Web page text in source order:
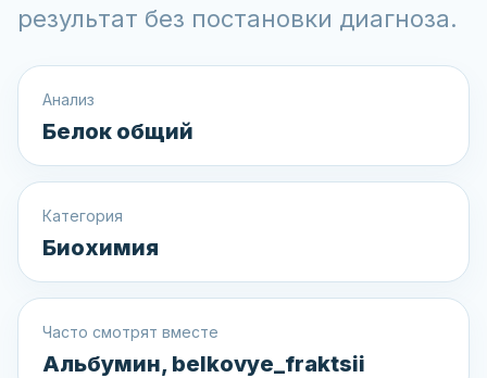
результат без постановки диагноза.
Анализ
Белок общий
Категория
Биохимия
Часто смотрят вместе
Альбумин, belkovye_fraktsii